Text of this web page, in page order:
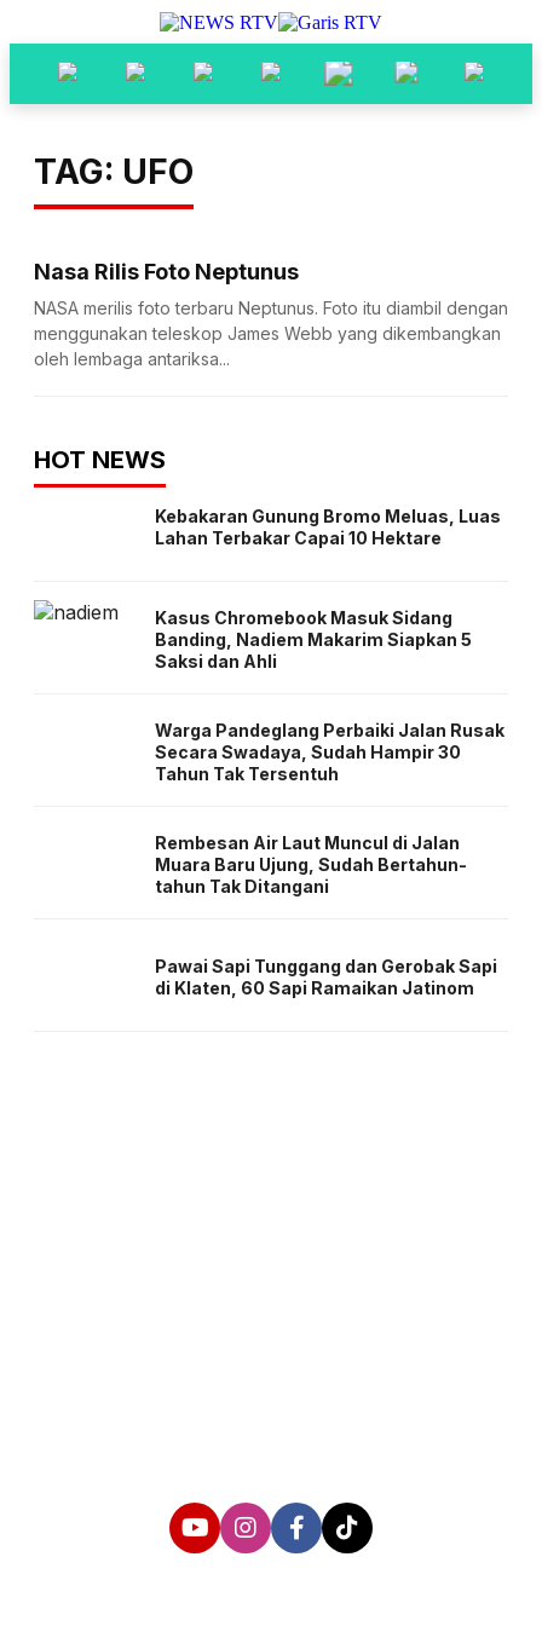
TAG: UFO
Nasa Rilis Foto Neptunus
NASA merilis foto terbaru Neptunus. Foto itu diambil dengan
menggunakan teleskop James Webb yang dikembangkan
oleh lembaga antariksa...
HOT NEWS
Kebakaran Gunung Bromo Meluas, Luas
Lahan Terbakar Capai 10 Hektare
Kasus Chromebook Masuk Sidang
Banding, Nadiem Makarim Siapkan 5
Saksi dan Ahli
Warga Pandeglang Perbaiki Jalan Rusak
Secara Swadaya, Sudah Hampir 30
Tahun Tak Tersentuh
Rembesan Air Laut Muncul di Jalan
Muara Baru Ujung, Sudah Bertahun-
tahun Tak Ditangani
Pawai Sapi Tunggang dan Gerobak Sapi
di Klaten, 60 Sapi Ramaikan Jatinom